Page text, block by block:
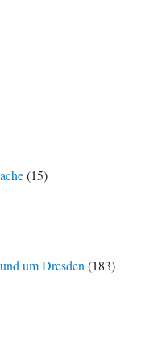
(15)
um Dresden (183)